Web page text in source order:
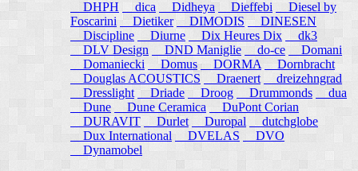
DHPH
dica Didheya Dieffebi
Diesel by
Foscarini
Dietiker DIMODIS
DINESEN
Discipline
Diurne Dix Heures Dix
dk3
DLV Design
DND Maniglie do-ce
Domani
Domaniecki
Domus DORMA
Dornbracht
Douglas ACOUSTICS
Draenert
dreizehngrad
Dresslight Driade Droog Drummonds
dua
Dune
Dune Ceramica
DuPont Corian
DURAVIT
Durlet Duropal
dutchglobe
Dux International
DVELAS
DVO
Dynamobel